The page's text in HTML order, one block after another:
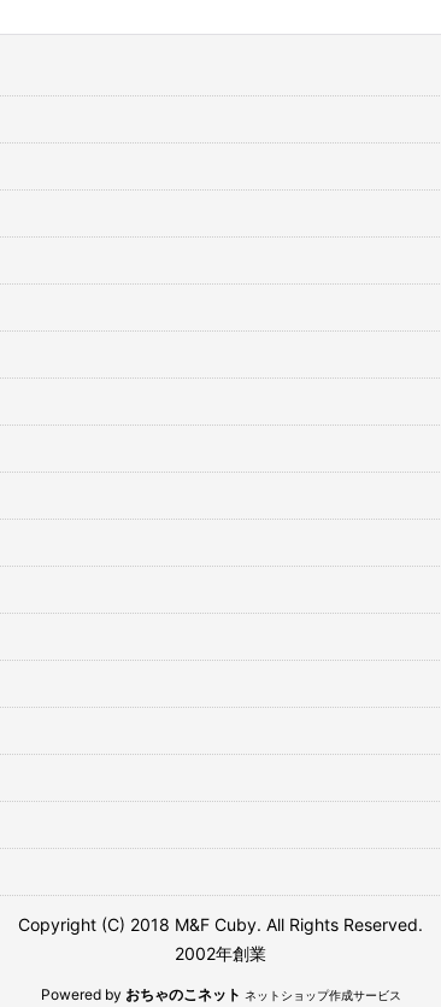
Copyright (C) 2018 M&F Cuby. All Rights Reserved.
2002年創業
Powered by おちゃのこネット ネットショップ作成サービス